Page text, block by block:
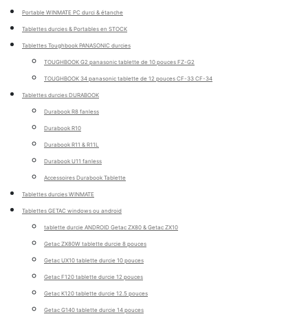
Portable WINMATE PC durci & étanche
Tablettes durcies & Portables en STOCK
Tablettes Toughbook PANASONIC durcies
TOUGHBOOK G2 panasonic tablette de 10 pouces FZ-G2
TOUGHBOOK 34 panasonic tablette de 12 pouces CF-33 CF-34
Tablettes durcies DURABOOK
Durabook R8 fanless
Durabook R10
Durabook R11 & R11L
Durabook U11 fanless
Accessoires Durabook Tablette
Tablettes durcies WINMATE
Tablettes GETAC windows ou android
tablette durcie ANDROID Getac ZX80 & Getac ZX10
Getac ZX80W tablette durcie 8 pouces
Getac UX10 tablette durcie 10 pouces
Getac F120 tablette durcie 12 pouces
Getac K120 tablette durcie 12.5 pouces
Getac G140 tablette durcie 14 pouces